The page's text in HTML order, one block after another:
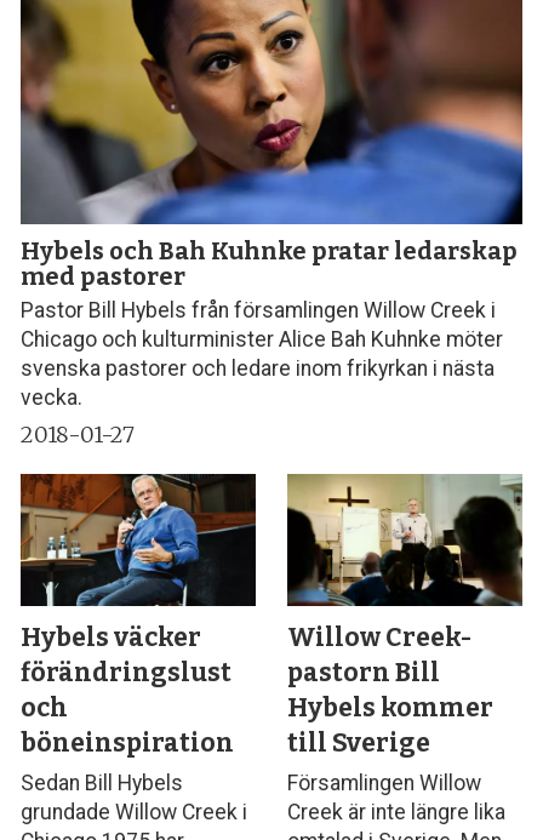
Hybels och Bah Kuhnke pratar ledarskap
med pastorer
Pastor Bill Hybels från församlingen Willow Creek i
Chicago och kulturminister Alice Bah Kuhnke möter
svenska pastorer och ledare inom frikyrkan i nästa
vecka.
2018-01-27
Hybels väcker
förändringslust
och
böneinspiration
Sedan Bill Hybels
grundade Willow Creek i
Willow Creek-
pastorn Bill
Hybels kommer
till Sverige
Församlingen Willow
Creek är inte längre lika